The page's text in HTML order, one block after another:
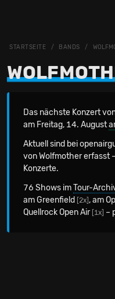
STARTSEITE BANDS
Das nächste Konzert
am Freitag, 14. August
Aktuell sind bei
von Wolfmother erfasst
Konzerte.
76 Shows imTour-
am Greenfield
[2x] , am
Quellrock Open Air [1x] –